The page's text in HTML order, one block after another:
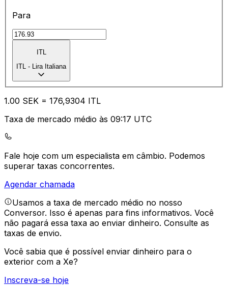
Para
ITL
ITL - Lira Italiana
1.00 SEK = 176,9304 ITL
Taxa de mercado médio às 09:17 UTC
Fale hoje com um especialista em câmbio. Podemos
superar taxas concorrentes.
Agendar chamada
Usamos a taxa de mercado médio no nosso
Conversor. Isso é apenas para fins informativos. Você
não pagará essa taxa ao enviar dinheiro. Consulte as
taxas de envio.
Você sabia que é possível enviar dinheiro para o
exterior com a Xe?
Inscreva-se hoje